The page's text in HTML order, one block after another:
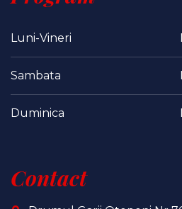
Luni-Vineri
Sambata
Duminica
Contact